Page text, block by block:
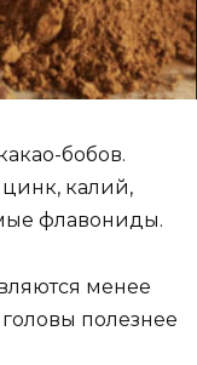
бобов.
калий,
флавониды.
менее
полезнее